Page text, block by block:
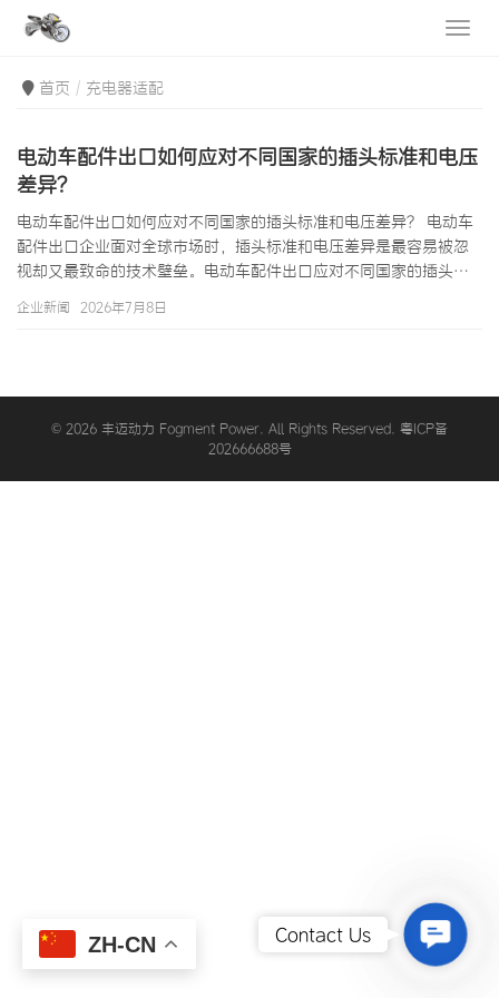
首页 充电器适配
电动车配件出口如何应对不同国家的插头标准和电压
差异？
电动车配件出口如何应对不同国家的插头标准和电压差异？ 电动车
配件出口企业面对全球市场时，插头标准和电压差异是最容易被忽
视却又最致命的技术壁垒。电动车配件出口应对不同国家的插头标
售。从充电器的插头形状到电池管理系统的电压适配，电动车配件
件出口企业应如何从产品设计、认证测试到市场策略全方位应对这
些挑战。 一、全球插头标准与电压体系…
企业新闻 2026年7月8日
© 2026 丰迈动力 Fogment Power. All Rights Reserved. 粤ICP备
202666688号
ZH-CN Contact Us